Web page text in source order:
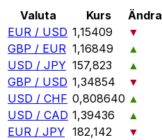
Valuta Kurs
Ändra
EUR / USD 1,15409
▼
GBP / EUR 1,16849
▲
USD / JPY 157,823
▲
GBP / USD 1,34854
▼
USD / CHF 0,808640 ▲
USD / CAD 1,39436
▲
EUR / JPY 182,142
▼